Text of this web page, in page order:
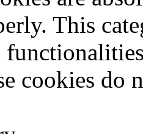
This
cookies do